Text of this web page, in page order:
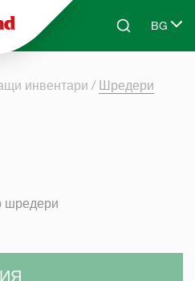
Skip to main contentSearchBG
Select
инвентари Шредери
шредери